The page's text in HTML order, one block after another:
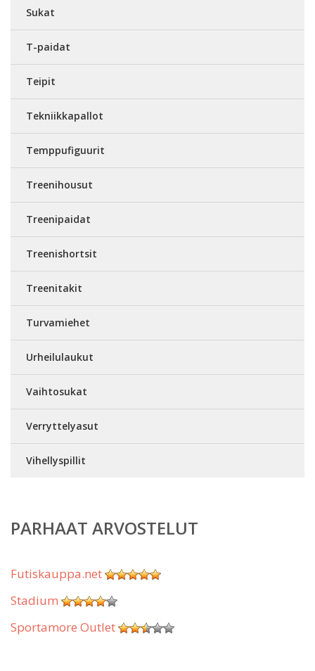
Sukat
T-paidat
Teipit
Tekniikkapallot
Temppufiguurit
Treenihousut
Treenipaidat
Treenishortsit
Treenitakit
Turvamiehet
Urheilulaukut
Vaihtosukat
Verryttelyasut
Vihellyspillit
PARHAAT ARVOSTELUT
Futiskauppa.net
Stadium
Sportamore Outlet